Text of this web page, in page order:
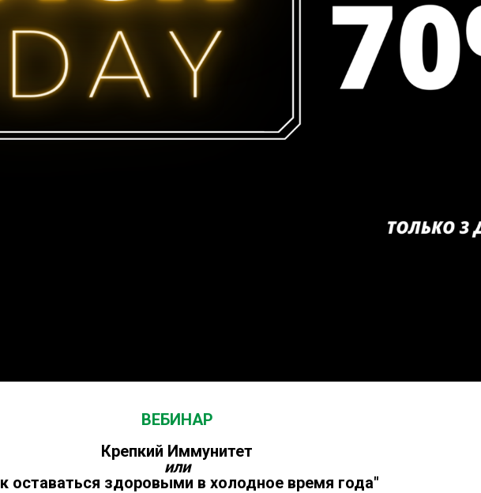
ВЕБИНАР
Крепкий Иммунитет
или
оставаться здоровыми в холодное время года"